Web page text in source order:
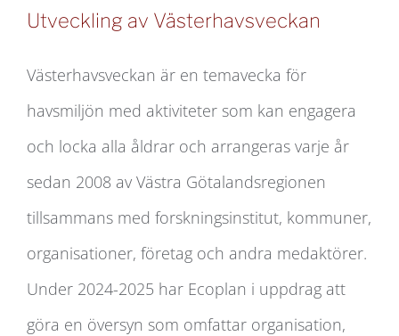
Utveckling av Västerhavsveckan
Utveckling av Västerhavsveckan
Västerhavsveckan är en temavecka för
havsmiljön med aktiviteter som kan engagera
och locka alla åldrar och arrangeras varje år
sedan 2008 av Västra Götalandsregionen
tillsammans med forskningsinstitut, kommuner,
organisationer, företag och andra medaktörer.
Under 2024-2025 har Ecoplan i uppdrag att
göra en översyn som omfattar organisation,